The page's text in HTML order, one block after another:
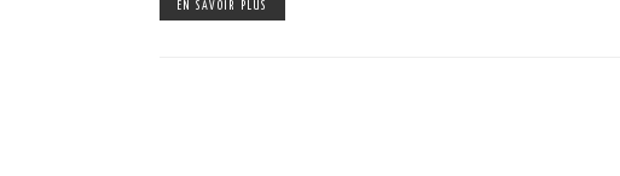
EN SAVOIR PLUS